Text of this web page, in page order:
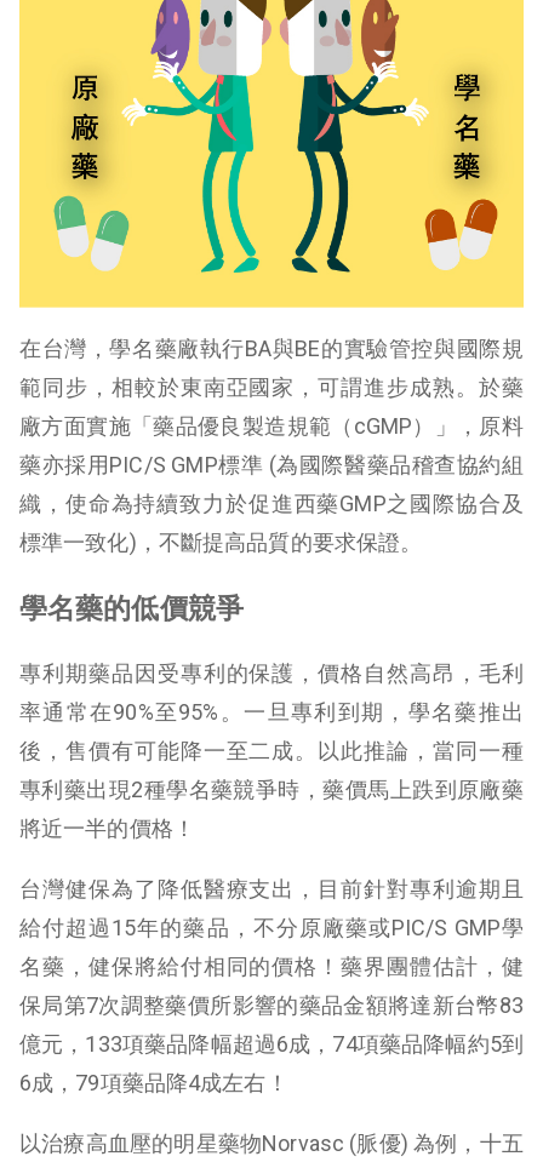
在台灣，學名藥廠執行BA與BE的實驗管控與國際規
範同步，相較於東南亞國家，可謂進步成熟。於藥
廠方面實施「藥品優良製造規範（cGMP）」，原料
藥亦採用PIC/S GMP標準 (為國際醫藥品稽查協約組
織，使命為持續致力於促進西藥GMP之國際協合及
標準一致化)，不斷提高品質的要求保證。
學名藥的低價競爭
專利期藥品因受專利的保護，價格自然高昂，毛利
率通常在90%至95%。一旦專利到期，學名藥推出
後，售價有可能降一至二成。以此推論，當同一種
專利藥出現2種學名藥競爭時，藥價馬上跌到原廠藥
將近一半的價格！
台灣健保為了降低醫療支出，目前針對專利逾期且
給付超過15年的藥品，不分原廠藥或PIC/S GMP學
名藥，健保將給付相同的價格！藥界團體估計，健
保局第7次調整藥價所影響的藥品金額將達新台幣83
億元，133項藥品降幅超過6成，74項藥品降幅約5到
6成，79項藥品降4成左右！
以治療高血壓的明星藥物Norvasc (脈優) 為例，十五